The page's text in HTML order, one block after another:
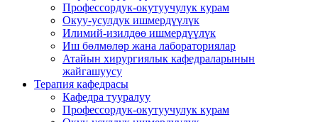
Профессордук-окутуучулук курам
Окуу-усулдук ишмердүүлүк
Илимий-изилдөө ишмердүүлүк
Иш бөлмөлөр жана лабораториялар
Атайын хирургиялык кафедраларынын
жайгашуусу
Терапия кафедрасы
Кафедра тууралуу
Профессордук-окутуучулук курам